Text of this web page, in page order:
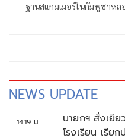
ฐานสแกมเมอร์ในกัมพูชาหล
NEWS UPDATE
14:19 น.
นายกฯ สั่งเยีย
โรงเรียน เรีย